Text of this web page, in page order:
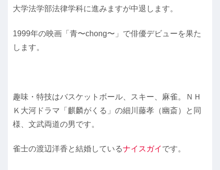
大学法学部法律学科に進みますが中退します。
1999年の映画「青〜chong〜」で俳優デビューを果た
します。
趣味・特技はバスケットボール、スキー、麻雀。ＮＨ
Ｋ大河ドラマ「麒麟がくる」の細川藤孝（幽斎）と同
様、文武両道の男です。
雀士の渡辺洋香と結婚しているナイスガイ です。